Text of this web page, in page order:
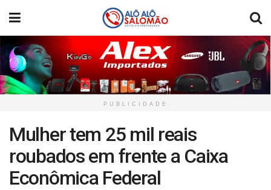
PUBLICIDADE
Mulher tem 25 mil reais
roubados em frente a Caixa
Econômica Federal